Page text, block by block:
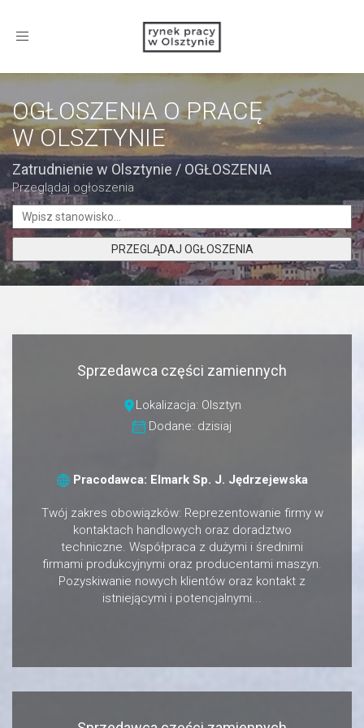
Toggle
OGŁOSZENIA O PRACĘ
W OLSZTYNIE
Zatrudnienie w Olsztynie / OGŁOSZENIA
Przeglądaj ogłoszenia
Sprzedawca części zamiennych
Lokalizacja: Olsztyn
Dodane: dzisiaj
Pracodawca: Elmark Sp. J. Jędrzejewska
Twój zakres obowiązków: Reprezentowanie firmy w
kontaktach handlowych oraz doradztwo
techniczne. Współpraca z dużymi i średnimi
firmami produkcyjnymi oraz producentami maszyn.
Pozyskiwanie nowych klientów oraz kontakt z
istniejącymi i potencjalnymi...